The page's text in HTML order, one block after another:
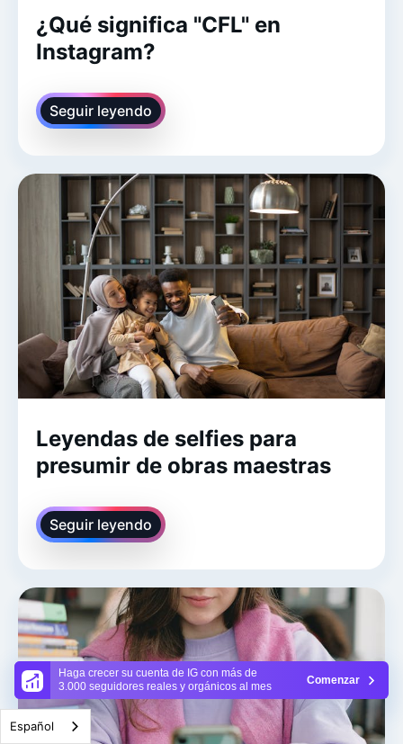
Haga crecer su cuenta de IG con más de
3.000 seguidores reales y orgánicos al mes
Comenzar
¿Qué significa "CFL" en
Instagram?
Seguir leyendo
Leyendas de selfies para
presumir de obras maestras
Seguir leyendo
Español